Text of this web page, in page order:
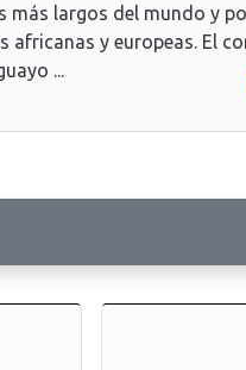
más largos del mundo y
africanas y europeas. El
...